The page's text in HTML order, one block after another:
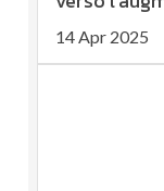
14 Apr 2025